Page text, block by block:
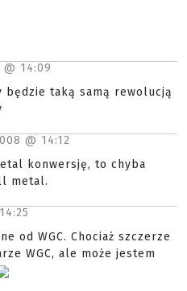
14:09
będzie taką samą rewolucją
@ 14:12
konwersję, to chyba
metal.
14:25
od WGC. Chociaż szczerze
WGC, ale może jestem